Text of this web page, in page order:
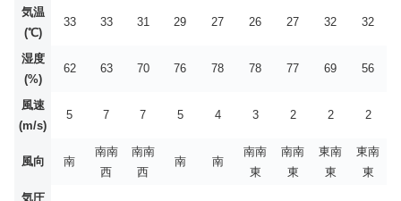
気温
(℃)
33 33 31 29 27 26 27 32 32
湿度
(%)
62 63 70 76 78 78 77 69 56
風速
(m/s)
5 7 7 5 4 3 2 2 2
風向 南
南南
西
南南
西
南 南
南南
東
南南
東
東南
東
東南
東
気圧